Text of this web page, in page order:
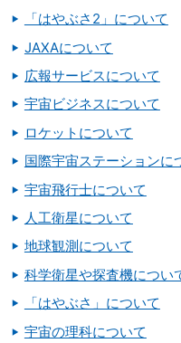
「はやぶさ2」について
JAXAについて
広報サービスについて
宇宙ビジネスについて
ロケットについて
国際宇宙ステーションに
宇宙飛行士について
人工衛星について
地球観測について
科学衛星や探査機につい
「はやぶさ」について
宇宙の理科について